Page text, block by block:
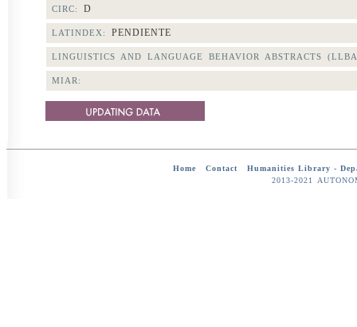
CIRC: D
LATINDEX: PENDIENTE
LINGUISTICS AND LANGUAGE BEHAVIOR ABSTRACTS
MIAR:
Home Contact Humanities Library -
2013-2021